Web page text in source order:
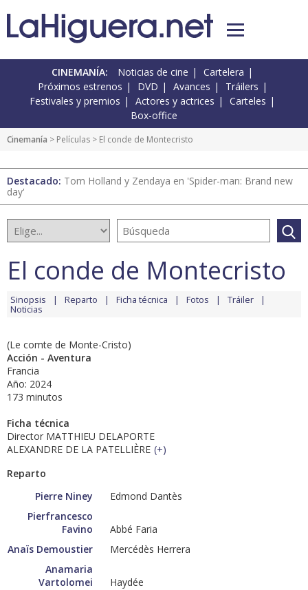
CINEMANÍA: Noticias de cine
Cartelera
Próximos estrenos
DVD Avances
Tráilers
Festivales y premios
Actores y actrices
Carteles
Box-office
Cinemanía > Películas > El conde de Montecristo
Destacado: Tom Holland y Zendaya en 'Spider-man: Brand new
day'
El conde de Montecristo
Sinopsis Reparto Ficha técnica Fotos Tráiler
Noticias
(Le comte de Monte-Cristo)
Acción - Aventura
Francia
Año: 2024
173 minutos
Ficha técnica
Director MATTHIEU DELAPORTE
ALEXANDRE DE LA PATELLIÈRE (+)
Reparto
Pierre Niney
Edmond Dantès
Pierfrancesco
Favino
Abbé Faria
Anaïs Demoustier
Mercédès Herrera
Anamaria
Vartolomei
Haydée